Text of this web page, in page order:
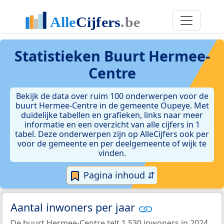
Statistieken Buurt Hermee-
Centre
Bekijk de data over ruim 100 onderwerpen voor de
buurt Hermee-Centre in de gemeente Oupeye. Met
duidelijke tabellen en grafieken, links naar meer
informatie en een overzicht van alle cijfers in 1
tabel. Deze onderwerpen zijn op AlleCijfers ook per
voor de gemeente en per deelgemeente of wijk te
vinden.
Pagina inhoud ⇵
Aantal inwoners per jaar